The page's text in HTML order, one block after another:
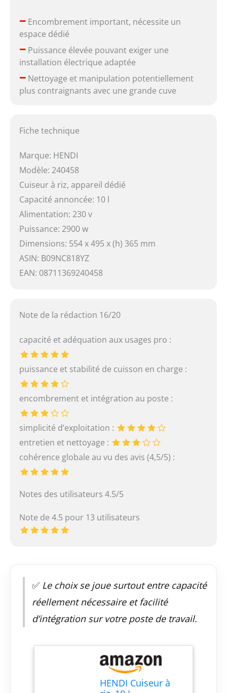
–Encombrement important, nécessite un
espace dédié
–Puissance élevée pouvant exiger une
installation électrique adaptée
–Nettoyage et manipulation potentiellement
plus contraignants avec une grande cuve
Fiche technique
Marque: HENDI
Modèle: 240458
Cuiseur à riz, appareil dédié
Capacité annoncée: 10 l
Alimentation: 230 v
Puissance: 2900 w
Dimensions: 554 x 495 x (h) 365 mm
ASIN: B09NC818YZ
EAN: 08711369240458
Note de la rédaction 16/20
capacité et adéquation aux usages pro :
puissance et stabilité de cuisson en charge :
encombrement et intégration au poste :
simplicité d’exploitation :
entretien et nettoyage :
cohérence globale au vu des avis (4,5/5) :
Notes des utilisateurs 4.5/5
Note de 4.5 pour 13 utilisateurs
✅ Le choix se joue surtout entre capacité
réellement nécessaire et facilité
d’intégration sur votre poste de travail.
HENDI Cuiseur à